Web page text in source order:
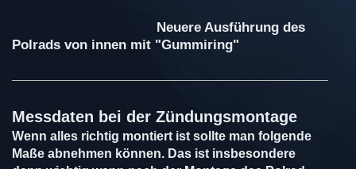
Neuere Ausführung des
Polrads von innen mit "Gummiring"
Messdaten bei der Zündungsmontage
Wenn alles richtig montiert ist sollte man folgende
Maße abnehmen können. Das ist insbesondere